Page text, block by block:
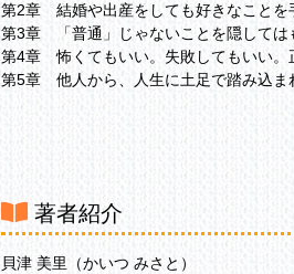
第2章 結婚や出産をしても好きなこと
第3章 「普通」じゃないことを隠して
第4章 怖くてもいい。失敗してもいい
第5章 他人から、人生に土足で踏み込
第6章 「家族のかたち」にもっと想像
第7章 母の血が流れる身体とセクシュ
第8章 誰かとつながるための「明日を
おわりに
著者紹介
貝津 美里（かいつ みさと）